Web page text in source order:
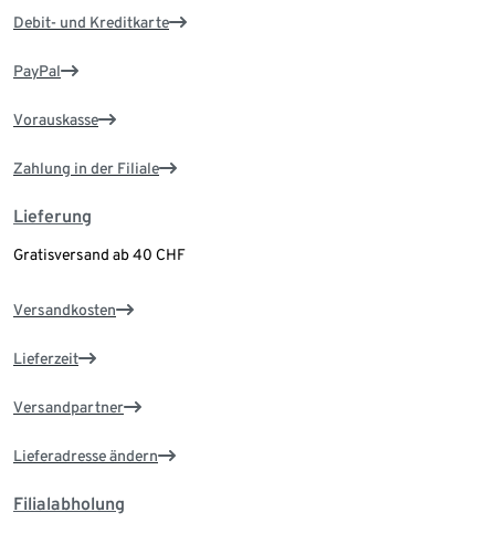
Debit- und Kreditkarte
PayPal
Vorauskasse
Zahlung in der Filiale
Lieferung
Gratisversand ab 40 CHF
Versandkosten
Lieferzeit
Versandpartner
Lieferadresse ändern
Filialabholung